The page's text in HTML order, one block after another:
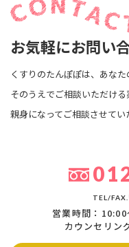
お気軽にお問い
くすりのたんぽぽは、あな
そのうえでご相談いただける
親身になってご相談させてい
TEL/FAX.
営業時間：
カウンセリン